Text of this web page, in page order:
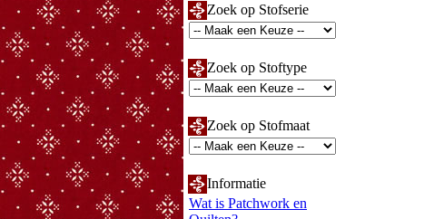
Zoek op Stofserie
Zoek op Stoftype
Zoek op Stofmaat
Informatie
Wat is Patchwork en